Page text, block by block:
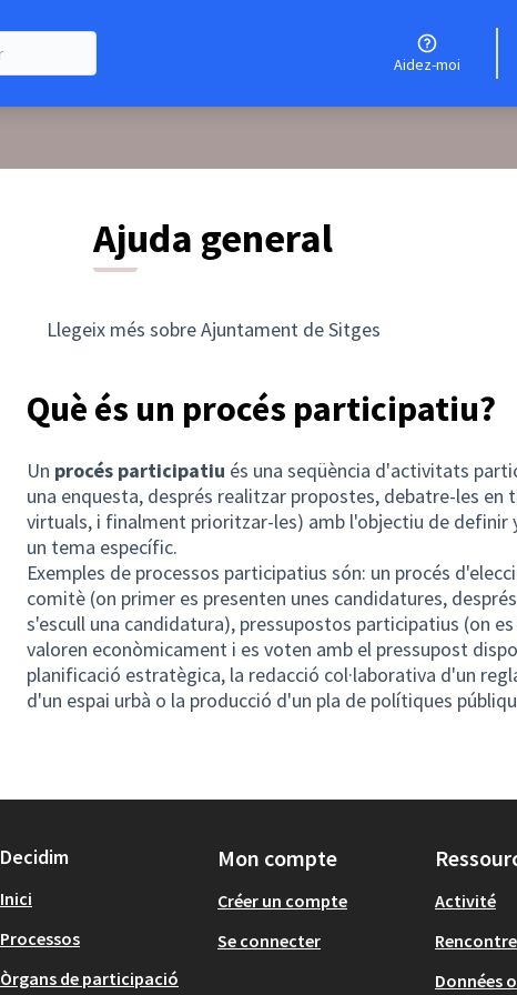
Aidez-moi
Ajuda general
Llegeix més sobre Ajuntament de Sitges
Què és un procés participatiu?
Un procés participatiu és una seqüència d'activitats
una enquesta, després realitzar propostes, debatre-les en
virtuals, i finalment prioritzar-les) amb l'objectiu de definir
un tema específic.
Exemples de processos participatius són: un procés
comitè (on primer es presenten unes candidatures,
s'escull una candidatura), pressupostos participatius (on
valoren econòmicament i es voten amb el pressupost
planificació estratègica, la redacció col·laborativa d'un
d'un espai urbà o la producció d'un pla de polítiques
Decidim
Inici
Processos
Òrgans de participació
Mon compte
Créer un compte
Se connecter
Activité
Données